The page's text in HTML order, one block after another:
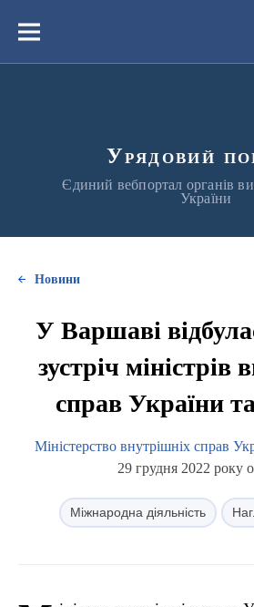
вмістуМеню
Урядовий
Єдиний вебпортал органів
України
Новини
У Варшаві
зустріч міністрів
справ України
Міністерство внутрішніх справ
29 грудня 2022 року
Міжнародна діяльність